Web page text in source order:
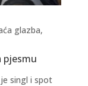
pjesmu
glazba,
singl i spot